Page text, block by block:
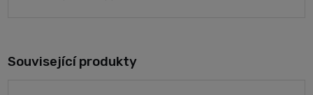
Související produkty